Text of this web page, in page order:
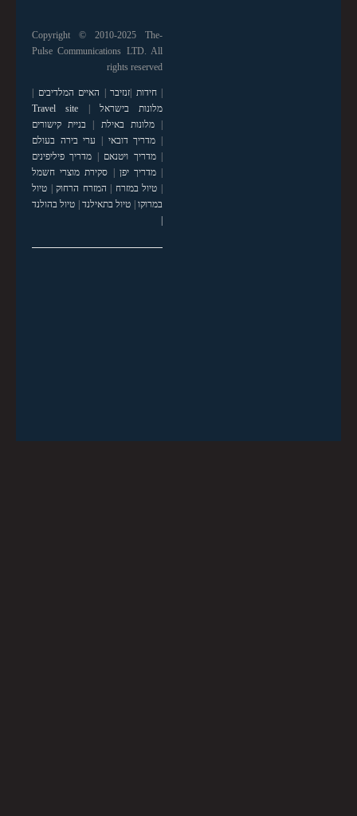
Copyright © 2010-2025 The-
Pulse Communications LTD. All
rights reserved
|חידות זנזיבר האיים המלדיבים
מלונות בישראל
Travel site
|מלונות באילת
בניית קישורים
מדריך דובאי
ערי בירה בעולם
|מדריך ויטנאם
מדריך פיליפינים
|מדריך יפן
סקירת מוצרי חשמל
טיול במזרח המזרח הרחוק| טיול
במרוקו| טיול בתאילנד| טיול בהולנד